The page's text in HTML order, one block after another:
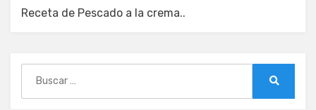
Receta de Pescado a la crema..